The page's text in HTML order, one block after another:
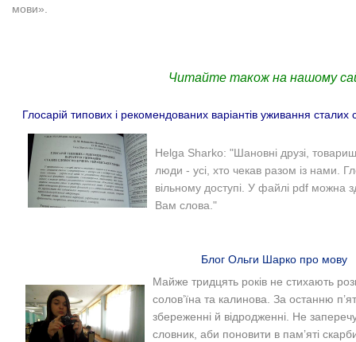
мови».
Читайте також на нашому
Глосарій типових і рекомендованих варіантів уживання сталих
Helga Sharko: "Шановні друзі,
люди - усі, хто чекав разом із нами.
вільному доступі. У файлі pdf можна
Вам слова."
Блог Ольги Шарко про мову
Майже тридцять років не стихають
солов’їна та калинова. За останню
збереженні й відродженні. Не
словник, аби поновити в пам’яті